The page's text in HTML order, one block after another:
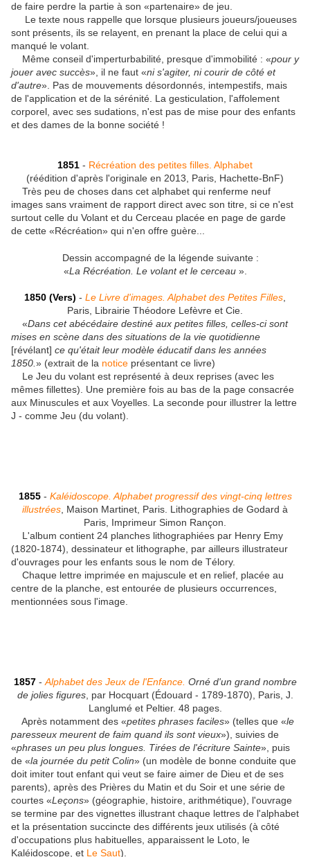
de faire perdre la partie à son «partenaire» de jeu.
Le texte nous rappelle que lorsque plusieurs joueurs/joueuses
sont présents, ils se relayent, en prenant la place de celui qui a
manqué le volant.
Même conseil d'imperturbabilité, presque d'immobilité : «pour y
jouer avec succès», il ne faut «ni s'agiter, ni courir de côté et
d'autre». Pas de mouvements désordonnés, intempestifs, mais
de l'application et de la sérénité. La gesticulation, l'affolement
corporel, avec ses sudations, n'est pas de mise pour des enfants
et des dames de la bonne société !
1851 - Récréation des petites filles. Alphabet
(réédition d'après l'originale en 2013, Paris, Hachette-BnF)
Très peu de choses dans cet alphabet qui renferme neuf
images sans vraiment de rapport direct avec son titre, si ce n'est
surtout celle du Volant et du Cerceau placée en page de garde
de cette «Récréation» qui n'en offre guère...
Dessin accompagné de la légende suivante :
«La Récréation. Le volant et le cerceau».
1850 (Vers) - Le Livre d'images. Alphabet des Petites Filles
Paris, Librairie Théodore Lefèvre et Cie.
«Dans cet abécédaire destiné aux petites filles, celles-ci sont
mises en scène dans des situations de la vie quotidienne
[révélant] ce qu'était leur modèle éducatif dans les années
1850. » (extrait de la notice présentant ce livre)
Le Jeu du volant est représenté à deux reprises (avec les
mêmes fillettes). Une première fois au bas de la page consacrée
aux Minuscules et aux Voyelles. La seconde pour illustrer la lettre
J - comme Jeu (du volant).
1855- Kaléidoscope. Alphabet progressif des vingt-cinq lettres
illustrées , Maison Martinet, Paris. Lithographies de Godard à
Paris, Imprimeur Simon Rançon.
L'album contient 24 planches lithographiées par Henry Emy
(1820-1874), dessinateur et lithographe, par ailleurs illustrateur
d'ouvrages pour les enfants sous le nom de Télory.
Chaque lettre imprimée en majuscule et en relief, placée au
centre de la planche, est entourée de plusieurs occurrences,
mentionnées sous l'image.
1857- Alphabet des Jeux de l'Enfance. Orné d'un grand nombre
de jolies figures, par Hocquart (Édouard - 1789-1870), Paris, J.
Langlumé et Peltier. 48 pages.
Après notamment des «petites phrases faciles» (telles que «le
paresseux meurent de faim quand ils sont vieux»), suivies de
«phrases un peu plus longues. Tirées de l'écriture Sainte», puis
de «la journée du petit Colin» (un modèle de bonne conduite que
doit imiter tout enfant qui veut se faire aimer de Dieu et de ses
parents), après des Prières du Matin et du Soir et une série de
courtes «Leçons» (géographie, histoire, arithmétique), l'ouvrage
se termine par des vignettes illustrant chaque lettres de l'alphabet
et la présentation succincte des différents jeux utilisés (à côté
d'occupations plus habituelles, apparaissent le Loto, le
Kaléidoscope, et Le Saut).